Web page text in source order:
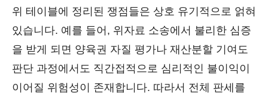
위 테이블에 정리된 쟁점들은 상호 유기적으로 얽혀
있습니다. 예를 들어, 위자료 소송에서 불리한 심증
을 받게 되면 양육권 자질 평가나 재산분할 기여도
판단 과정에서도 직간접적으로 심리적인 불이익이
이어질 위험성이 존재합니다. 따라서 전체 판세를